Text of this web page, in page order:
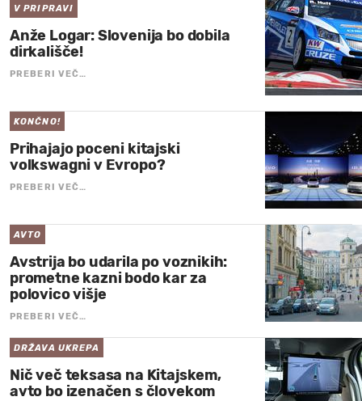
V PRIPRAVI
Anže Logar: Slovenija bo dobila
dirkališče!
PREBERI VEČ…
KONČNO!
Prihajajo poceni kitajski
volkswagni v Evropo?
PREBERI VEČ…
AVTO
Avstrija bo udarila po voznikih:
prometne kazni bodo kar za
polovico višje
PREBERI VEČ…
DRŽAVA UKREPA
Nič več teksasa na Kitajskem,
avto bo izenačen s človekom